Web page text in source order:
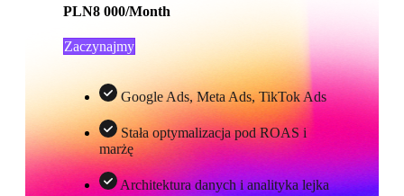
PLN8 000/Month
Zaczynajmy
Google Ads, Meta Ads, TikTok Ads
Stała optymalizacja pod ROAS i
marżę
Architektura danych i analityka lejka